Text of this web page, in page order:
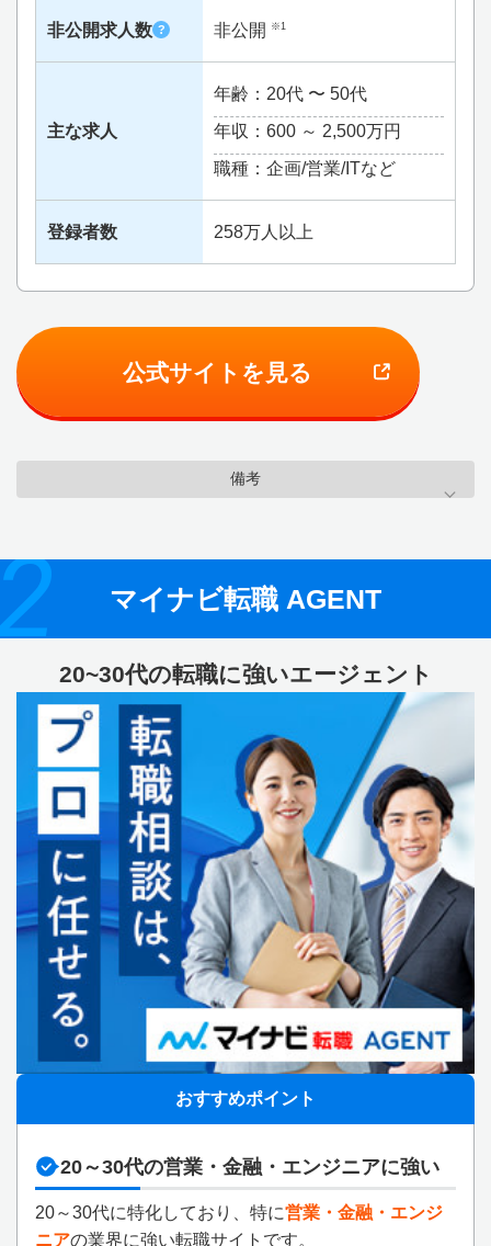
非公開求人数 ? 非公開 ※1
主な求人
年齢：20代 〜 50代
年収：600 ～ 2,500万円
職種：企画/営業/ITなど
登録者数 258万人以上
公式サイトを見る
備考
マイナビ転職 AGENT
20~30代の転職に強いエージェント
おすすめポイント
20～30代の営業・金融・エンジニアに強い
20～30代に特化しており、特に営業・金融・エンジ
ニアの業界に強い転職サイトです。